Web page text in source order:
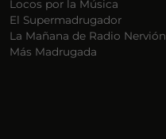
Locos por la Música
El Supermadrugador
La Mañana de Radio Nervión
Más Madrugada